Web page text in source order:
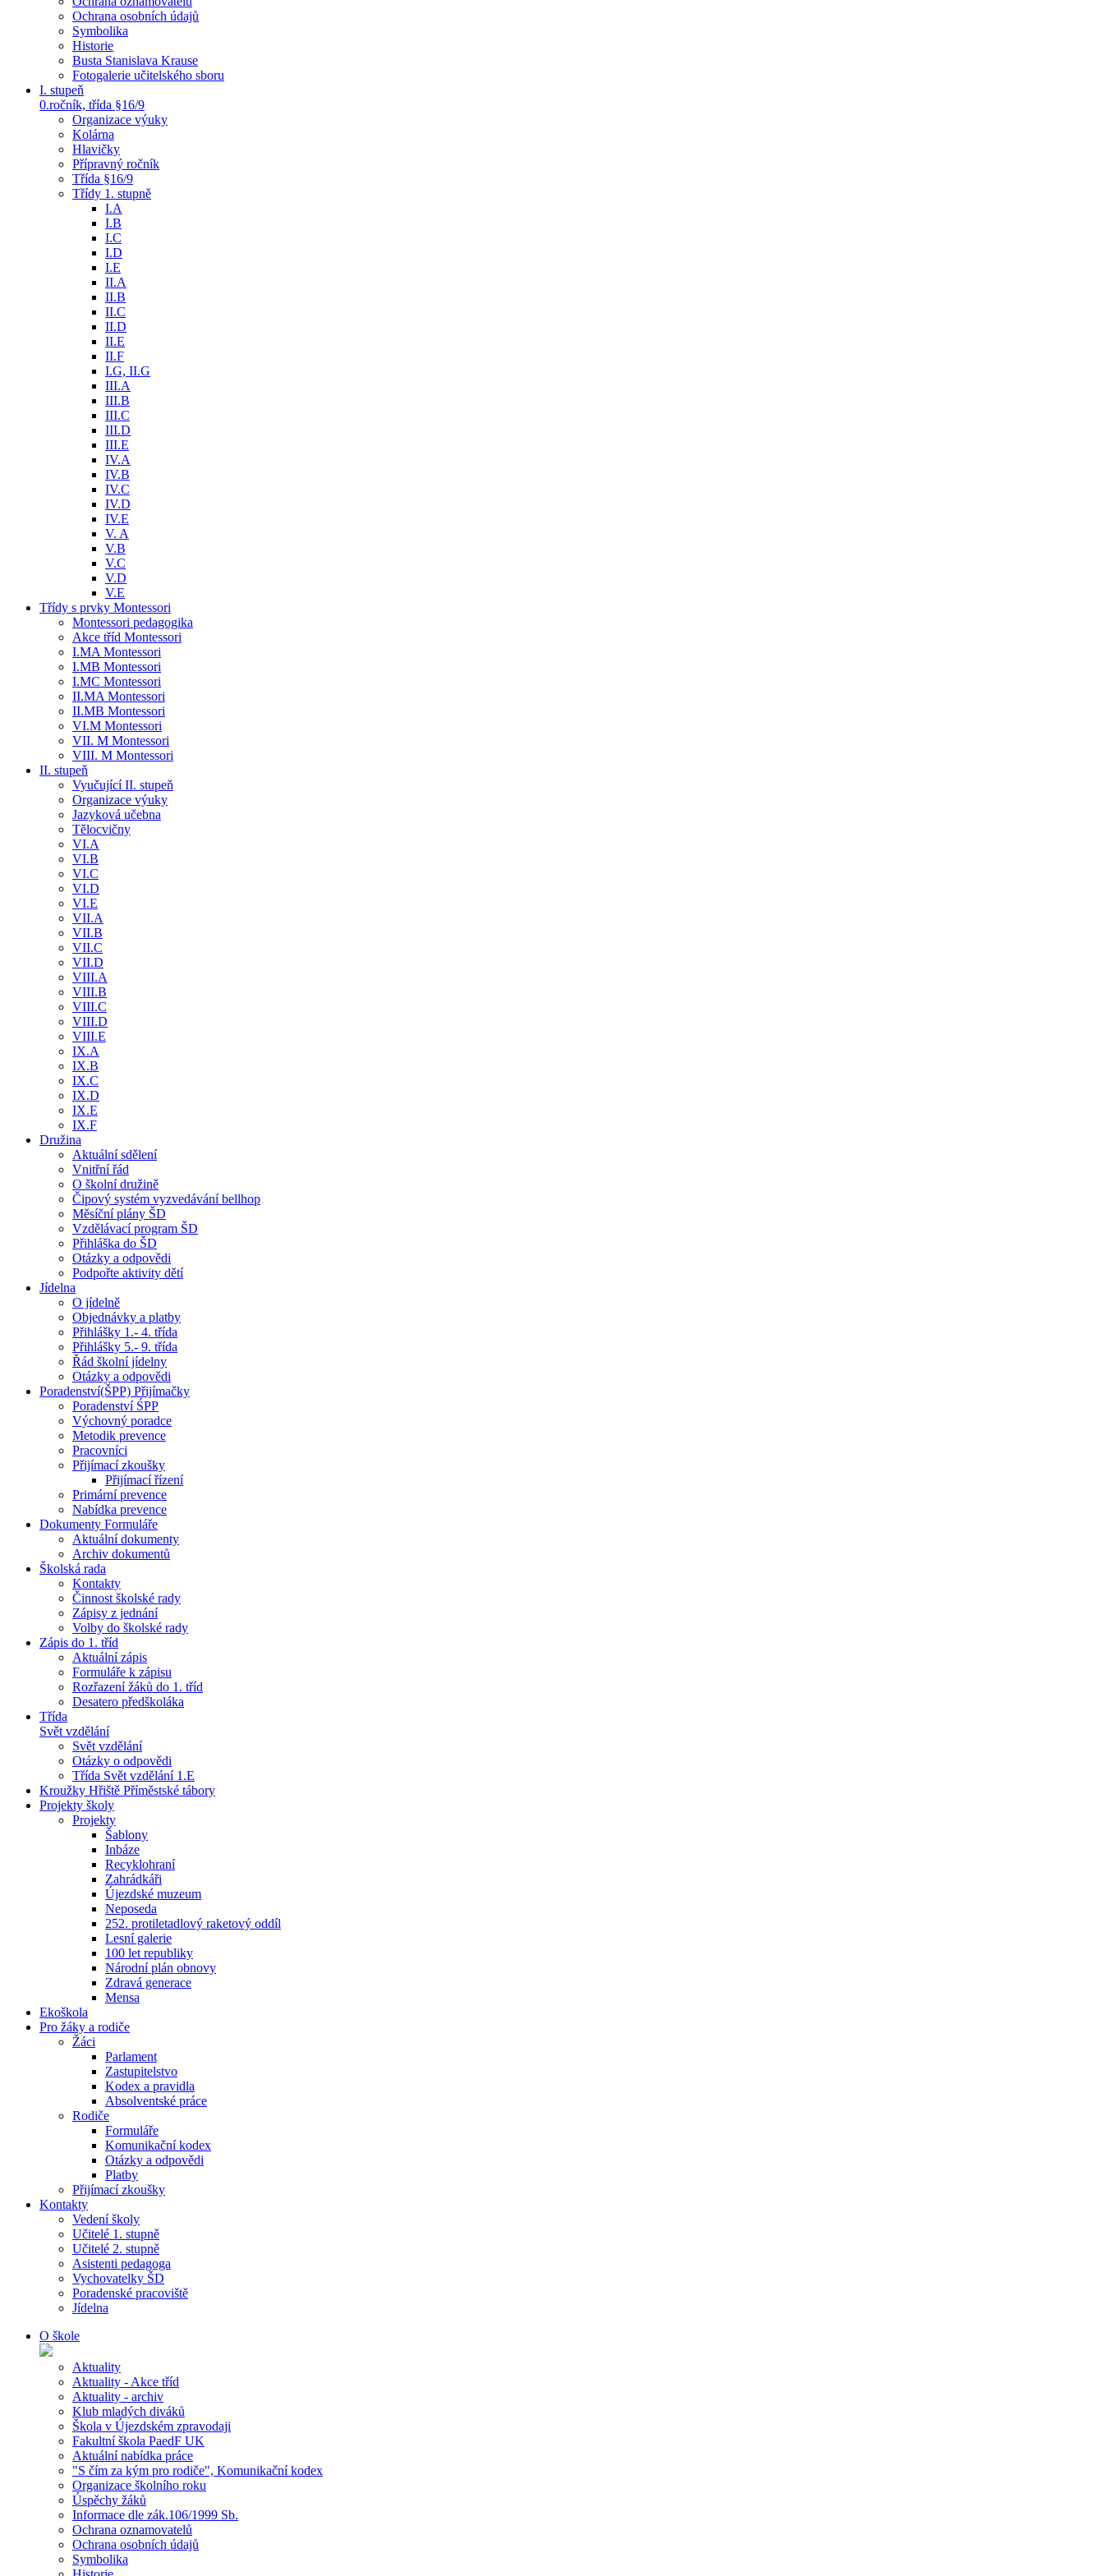
Ochrana osobních údajů
Symbolika
Historie
Busta Stanislava Krause
Fotogalerie učitelského sboru
I. stupeň
0.ročník, třída §16/9
Organizace výuky
Kolárna
Hlavičky
Přípravný ročník
Třída §16/9
Třídy 1. stupně
I.A
I.B
I.C
I.D
I.E
II.A
II.B
II.C
II.D
II.E
II.F
I.G, II.G
III.A
III.B
III.C
III.D
III.E
IV.A
IV.B
IV.C
IV.D
IV.E
V. A
V.B
V.C
V.D
V.E
Třídy s prvky Montessori
Montessori pedagogika
Akce tříd Montessori
I.MA Montessori
I.MB Montessori
I.MC Montessori
II.MA Montessori
II.MB Montessori
VI.M Montessori
VII. M Montessori
VIII. M Montessori
II. stupeň
Vyučující II. stupeň
Organizace výuky
Jazyková učebna
Tělocvičny
VI.A
VI.B
VI.C
VI.D
VI.E
VII.A
VII.B
VII.C
VII.D
VIII.A
VIII.B
VIII.C
VIII.D
VIII.E
IX.A
IX.B
IX.C
IX.D
IX.E
IX.F
Družina
Aktuální sdělení
Vnitřní řád
O školní družině
Čipový systém vyzvedávání bellhop
Měsíční plány ŠD
Vzdělávací program ŠD
Přihláška do ŠD
Otázky a odpovědi
Podpořte aktivity dětí
Jídelna
O jídelně
Objednávky a platby
Přihlášky 1.- 4. třída
Přihlášky 5.- 9. třída
Řád školní jídelny
Otázky a odpovědi
Poradenství(ŠPP) Přijímačky
Poradenství ŚPP
Výchovný poradce
Metodik prevence
Pracovníci
Přijímací zkoušky
Přijímací řízení
Primární prevence
Nabídka prevence
Dokumenty Formuláře
Aktuální dokumenty
Archiv dokumentů
Školská rada
Kontakty
Činnost školské rady
Zápisy z jednání
Volby do školské rady
Zápis do 1. tříd
Aktuální zápis
Formuláře k zápisu
Rozřazení žáků do 1. tříd
Desatero předškoláka
Třída
Svět vzdělání
Svět vzdělání
Otázky o odpovědi
Třída Svět vzdělání 1.E
Kroužky Hřiště Příměstské tábory
Projekty školy
Projekty
Šablony
Inbáze
Recyklohraní
Zahrádkáři
Újezdské muzeum
Neposeda
252. protiletadlový raketový oddíl
Lesní galerie
100 let republiky
Národní plán obnovy
Zdravá generace
Mensa
Ekoškola
Pro žáky a rodiče
Žáci
Parlament
Zastupitelstvo
Kodex a pravidla
Absolventské práce
Rodiče
Formuláře
Komunikační kodex
Otázky a odpovědi
Platby
Přijímací zkoušky
Kontakty
Vedení školy
Učitelé 1. stupně
Učitelé 2. stupně
Asistenti pedagoga
Vychovatelky ŠD
Poradenské pracoviště
Jídelna
O škole
Aktuality
Aktuality - Akce tříd
Aktuality - archiv
Klub mladých diváků
Škola v Újezdském zpravodaji
Fakultní škola PaedF UK
Aktuální nabídka práce
"S čím za kým pro rodiče", Komunikační kodex
Organizace školního roku
Úspěchy žáků
Informace dle zák.106/1999 Sb.
Ochrana oznamovatelů
Ochrana osobních údajů
Symbolika